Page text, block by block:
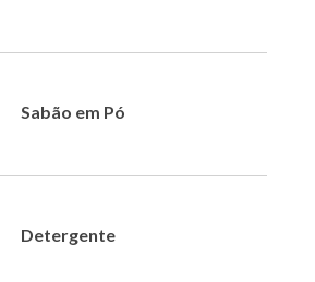
Sabão em Pó
Detergente